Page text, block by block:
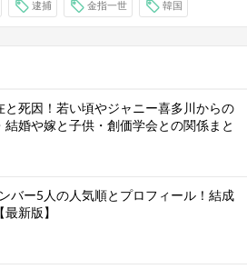
逮捕 金指一世 韓国
と死因！若い頃やジャニー喜多川からの
結婚や嫁と子供・創価学会との関係まと
バー5人の人気順とプロフィール！結成
新版】